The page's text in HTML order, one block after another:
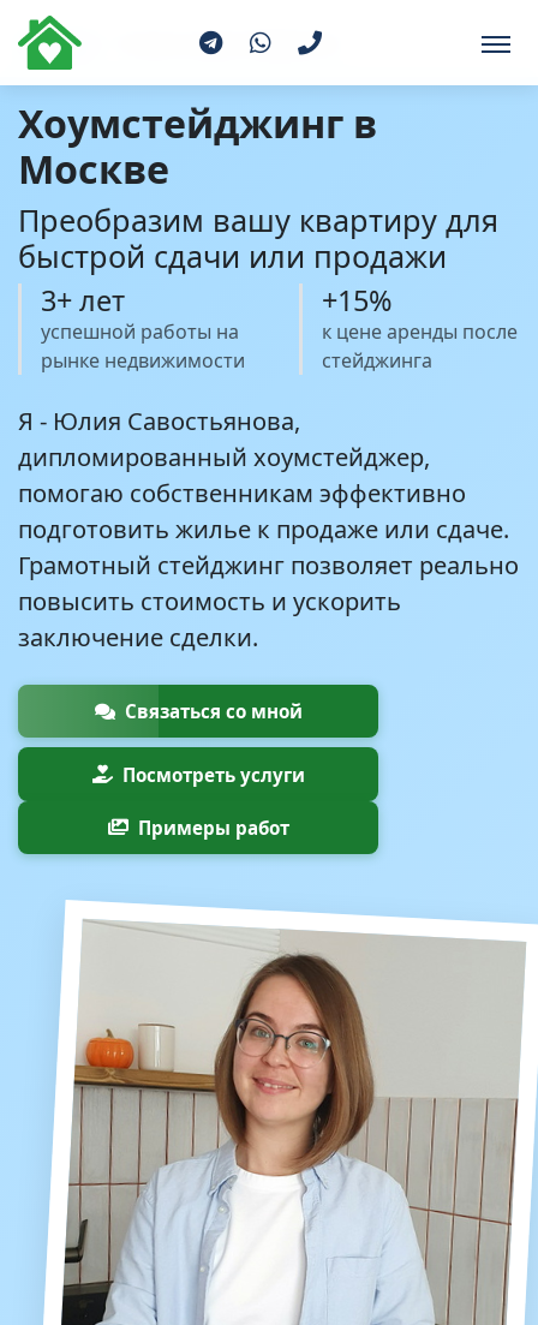
Главная Услуги хоумстейджинга
Хоумстейджинг в
Москве
Преобразим вашу квартиру для
быстрой сдачи или продажи
3+ лет
успешной работы на
рынке недвижимости
+15%
к цене аренды после
стейджинга
Я - Юлия Савостьянова,
дипломированный хоумстейджер,
помогаю собственникам эффективно
подготовить жилье к продаже или сдаче.
Грамотный стейджинг позволяет реально
повысить стоимость и ускорить
заключение сделки.
Связаться со мной
Посмотреть услуги
Примеры работ